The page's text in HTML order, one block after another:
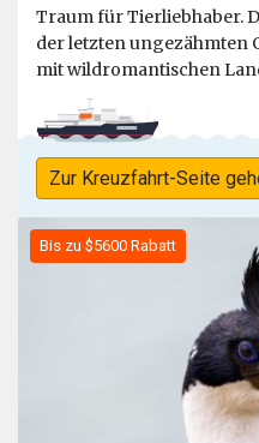
Traum für Tierliebhaber.
der letzten ungezähmten
mit wildromantischen
Zur Kreuzfahrt-Seite
Bis zu $5600 Rabatt